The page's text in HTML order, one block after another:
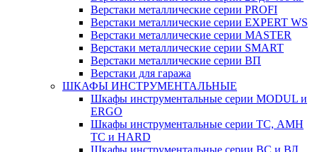
Верстаки металлические серии PROFI
Верстаки металлические серии EXPERT WS
Верстаки металлические серии MASTER
Верстаки металлические серии SMART
Верстаки металлические серии ВП
Верстаки для гаража
ШКАФЫ ИНСТРУМЕНТАЛЬНЫЕ
Шкафы инструментальные серии MODUL и
ERGO
Шкафы инструментальные серии ТС, АМН
ТС и HARD
Шкафы инструментальные серии ВС и ВЛ